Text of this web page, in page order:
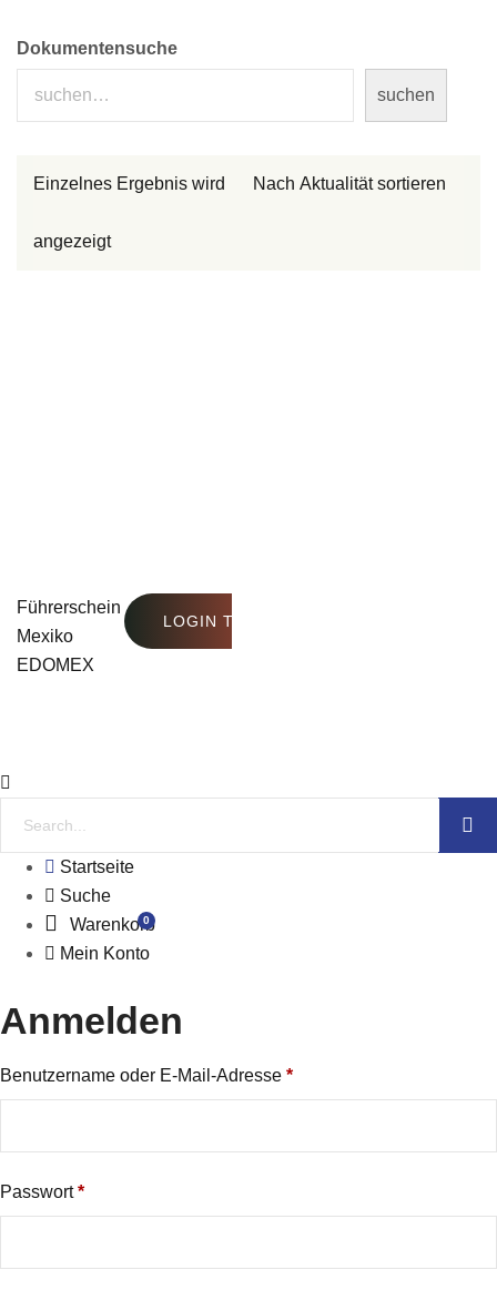
Dokumentensuche
suchen
Einzelnes Ergebnis wird
angezeigt
Führerschein
Mexiko
EDOMEX
LOGIN TO SEE PRICE
Startseite
Suche
0
Warenkorb
Mein Konto
Anmelden
Benutzername oder E-Mail-Adresse *
Passwort*